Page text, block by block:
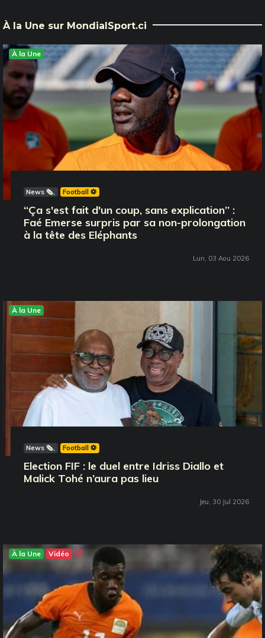
À la Une sur MondialSport.ci
À la Une
News 🗞️ Football ⚽️
‘‘Ça s'est fait d'un coup, sans explication’’ :
Faé Emerse surpris par sa non-prolongation
à la tête des Eléphants
Lun, 03 Aou 2026
À la Une
News 🗞️ Football ⚽️
Election FIF : le duel entre Idriss Diallo et
Malick Tohé n’aura pas lieu
Jeu, 30 Jul 2026
À la Une Vidéo